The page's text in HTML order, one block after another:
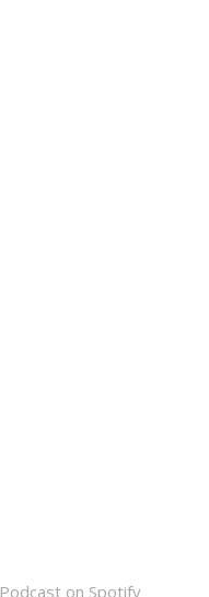
Podcast on Spotify